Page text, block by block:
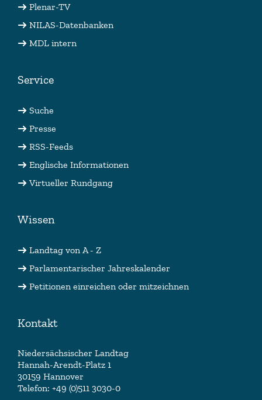
Plenar-TV
NILAS-Datenbanken
MDL intern
Service
Suche
Presse
RSS-Feeds
Englische Informationen
Virtueller Rundgang
Wissen
Landtag von A - Z
Parlamentarischer Jahreskalender
Petitionen einreichen oder mitzeichnen
Kontakt
Niedersächsischer Landtag
Hannah-Arendt-Platz 1
30159 Hannover
Telefon: +49 (0)511 3030-0